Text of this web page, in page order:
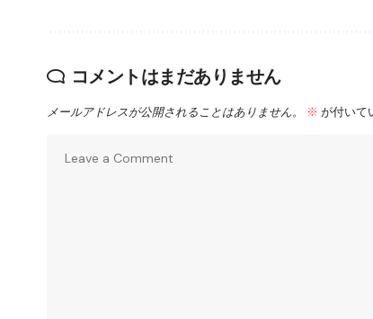
コメントはまだありません
メールアドレスが公開されることはありません。 ※ が付いて